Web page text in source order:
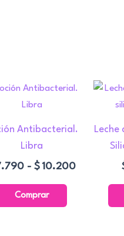
Antibacterial.
Libra
- $ 10.200
Rango
desde
Comprar
Este
Las
opciones
se
Leche